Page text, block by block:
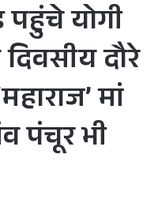
पहुंचे योगी
दौरे
मां
पंचूर भी